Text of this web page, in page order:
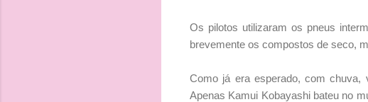
Os pilotos utilizaram os pneus
brevemente os compostos de seco,
Como já era esperado, com chuva,
Apenas Kamui Kobayashi bateu no